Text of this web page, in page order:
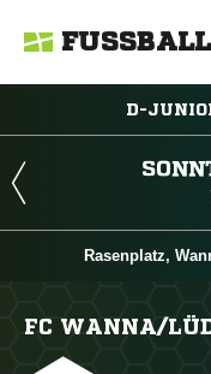
D-
Rasenplatz,
FC WANNA/​